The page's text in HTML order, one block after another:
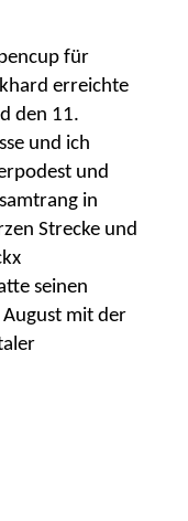
für
erreichte
den 11.
und ich
und
in
Strecke und
seinen
mit der